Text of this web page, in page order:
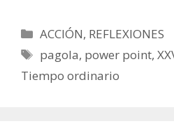
Categorías
ACCIÓN, REFLEXIONES
Etiquetas
pagola, power point,
Tiempo ordinario